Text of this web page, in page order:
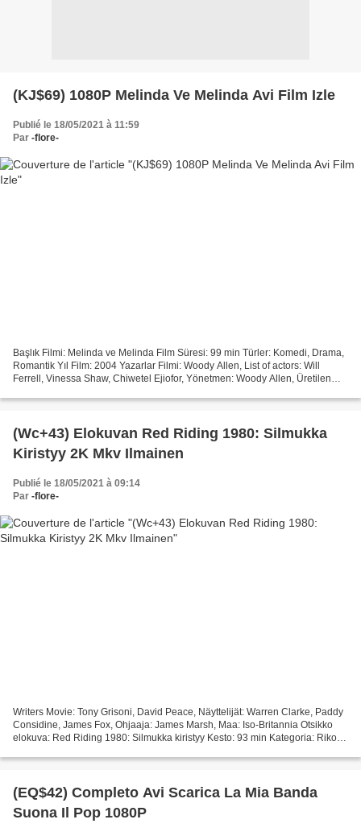
(KJ$69) 1080P Melinda Ve Melinda Avi Film Izle
Publié le 18/05/2021 à 11:59
Par -flore-
Başlık Filmi: Melinda ve Melinda Film Süresi: 99 min Türler: Komedi, Drama,
Romantik Yıl Film: 2004 Yazarlar Filmi: Woody Allen, List of actors: Will
Ferrell, Vinessa Shaw, Chiwetel Ejiofor, Yönetmen: Woody Allen, Üretilen
(Wc+43) Elokuvan Red Riding 1980: Silmukka
Kiristyy 2K Mkv Ilmainen
Publié le 18/05/2021 à 09:14
Par -flore-
Writers Movie: Tony Grisoni, David Peace, Näyttelijät: Warren Clarke, Paddy
Considine, James Fox, Ohjaaja: James Marsh, Maa: Iso-Britannia Otsikko
elokuva: Red Riding 1980: Silmukka kiristyy Kesto: 93 min Kategoria: Rikos,
(EQ$42) Completo Avi Scarica La Mia Banda
Suona Il Pop 1080P